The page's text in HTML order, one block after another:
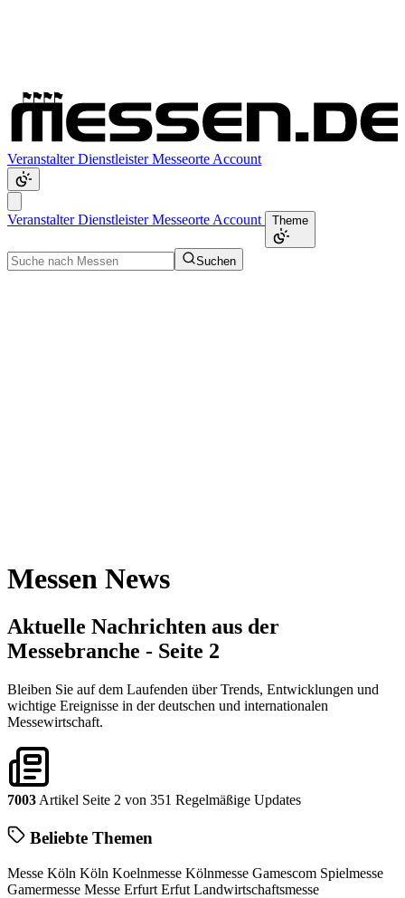
VeranstalterDienstleisterMesseorte Account
VeranstalterDienstleisterMesseorte Account Theme
Suchen
Messen News
Aktuelle Nachrichten aus der
Messebranche - Seite 2
Bleiben Sie auf dem Laufenden über Trends, Entwicklungen und
wichtige Ereignisse in der deutschen und internationalen
Messewirtschaft.
7003 Artikel Seite 2 von 351 Regelmäßige Updates
Beliebte Themen
Messe Köln Köln Koelnmesse Kölnmesse Gamescom Spielmesse
Gamermesse Messe Erfurt Erfut Landwirtschaftsmesse